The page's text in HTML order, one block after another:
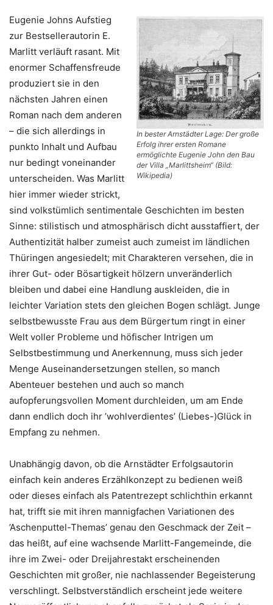
In bester Arnstädter Lage: Der große
Erfolg ihrer ersten Romane
ermöglichte Eugenie John den Bau
der Villa „Marlittsheim“ (Bild:
Wikipedia)
Eugenie Johns Aufstieg
zur Bestsellerautorin E.
Marlitt verläuft rasant. Mit
enormer Schaffensfreude
produziert sie in den
nächsten Jahren einen
Roman nach dem anderen
– die sich allerdings in
punkto Inhalt und Aufbau
nur bedingt voneinander
unterscheiden. Was Marlitt
hier immer wieder strickt,
sind volkstümlich sentimentale Geschichten im besten
Sinne: stilistisch und atmosphärisch dicht ausstaffiert, der
Authentizität halber zumeist auch zumeist im ländlichen
Thüringen angesiedelt; mit Charakteren versehen, die in
ihrer Gut- oder Bösartigkeit hölzern unveränderlich
bleiben und dabei eine Handlung auskleiden, die in
leichter Variation stets den gleichen Bogen schlägt. Junge
selbstbewusste Frau aus dem Bürgertum ringt in einer
Welt voller Probleme und höfischer Intrigen um
Selbstbestimmung und Anerkennung, muss sich jeder
Menge Auseinandersetzungen stellen, so manch
Abenteuer bestehen und auch so manch
aufopferungsvollen Moment durchleiden, um am Ende
dann endlich doch ihr ’wohlverdientes’ (Liebes-)Glück in
Empfang zu nehmen.
Unabhängig davon, ob die Arnstädter Erfolgsautorin
einfach kein anderes Erzählkonzept zu bedienen weiß
oder dieses einfach als Patentrezept schlichthin erkannt
hat, trifft sie mit ihren mannigfachen Variationen des
’Aschenputtel-Themas’ genau den Geschmack der Zeit –
das heißt, auf eine wachsende Marlitt-Fangemeinde, die
ihre im Zwei- oder Dreijahrestakt erscheinenden
Geschichten mit großer, nie nachlassender Begeisterung
verschlingt. Selbstverständlich erscheint jede weitere